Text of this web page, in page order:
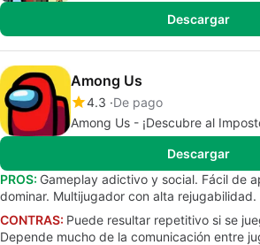
Descargar
Among Us
4.3 De pago
Among Us - ¡Descubre al
Descargar
PROS: Gameplay adictivo y social. Fácil de
dominar. Multijugador con alta rejugabilidad.
CONTRAS: Puede resultar repetitivo si se
Depende mucho de la comunicación entre